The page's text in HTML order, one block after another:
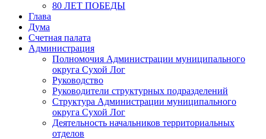
80 ЛЕТ ПОБЕДЫ
Глава
Дума
Счетная палата
Администрация
Полномочия Администрации муниципального
округа Сухой Лог
Руководство
Руководители структурных подразделений
Структура Администрации муниципального
округа Сухой Лог
Деятельность начальников территориальных
отделов